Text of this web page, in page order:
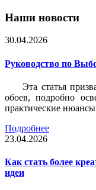
Наши новости
30.04.2026
Руководство по
Эта статья
обоев, подробно
практические
Подробнее
23.04.2026
Как стать более
идеи